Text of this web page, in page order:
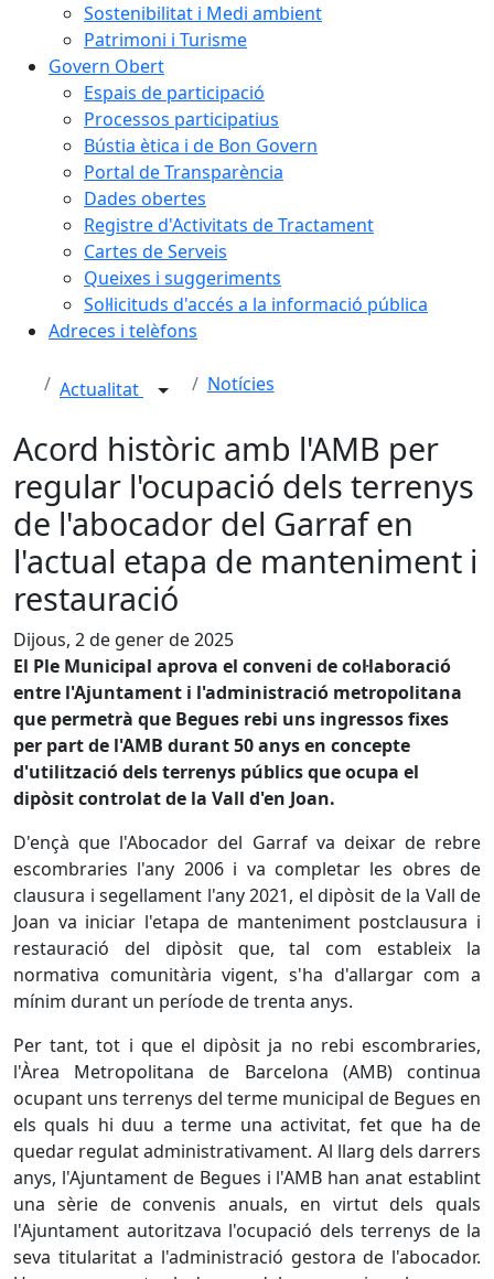
Sostenibilitat i Medi ambient
Patrimoni i Turisme
Govern Obert
Espais de participació
Processos participatius
Bústia ètica i de Bon Govern
Portal de Transparència
Dades obertes
Registre d'Activitats de Tractament
Cartes de Serveis
Queixes i suggeriments
Sol·licituds d'accés a la informació pública
Adreces i telèfons
Actualitat Notícies
Acord històric amb l'AMB per
regular l'ocupació dels terrenys
de l'abocador del Garraf en
l'actual etapa de manteniment i
restauració
Dijous, 2 de gener de 2025
El Ple Municipal aprova el conveni de col·laboració
entre l'Ajuntament i l'administració metropolitana
que permetrà que Begues rebi uns ingressos fixes
per part de l'AMB durant 50 anys en concepte
d'utilització dels terrenys públics que ocupa el
dipòsit controlat de la Vall d'en Joan.
D'ençà que l'Abocador del Garraf va deixar de rebre
escombraries l'any 2006 i va completar les obres de
clausura i segellament l'any 2021, el dipòsit de la Vall de
Joan va iniciar l'etapa de manteniment postclausura i
restauració del dipòsit que, tal com estableix la
normativa comunitària vigent, s'ha d'allargar com a
mínim durant un període de trenta anys.
Per tant, tot i que el dipòsit ja no rebi escombraries,
l'Àrea Metropolitana de Barcelona (AMB) continua
ocupant uns terrenys del terme municipal de Begues en
els quals hi duu a terme una activitat, fet que ha de
quedar regulat administrativament. Al llarg dels darrers
anys, l'Ajuntament de Begues i l'AMB han anat establint
una sèrie de convenis anuals, en virtut dels quals
l'Ajuntament autoritzava l'ocupació dels terrenys de la
seva titularitat a l'administració gestora de l'abocador.